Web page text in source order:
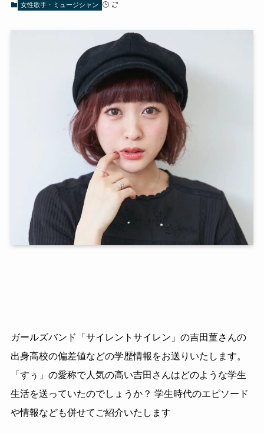
女性歌手・ミュージシャン
ガールズバンド「サイレントサイレン」の吉田菫さんの
出身高校の偏差値などの学歴情報をお送りいたします。
「すぅ」の愛称で人気の高い吉田さんはどのような学生
生活を送っていたのでしょうか？ 学生時代のエピソード
や情報なども併せてご紹介いたします